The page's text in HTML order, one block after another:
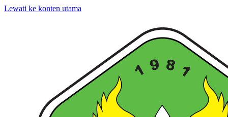
Lewati ke konten utama